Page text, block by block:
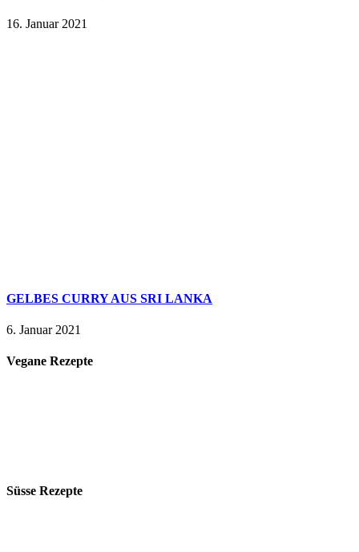
16. Januar 2021
GELBES CURRY AUS SRI LANKA
6. Januar 2021
Vegane Rezepte
Süsse Rezepte